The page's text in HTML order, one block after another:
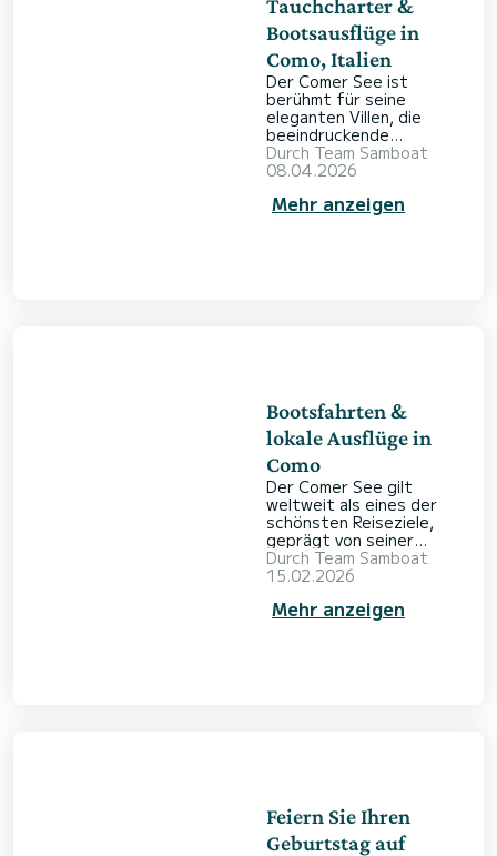
Tauchcharter &
Bootsausflüge in
Como, Italien
Der Comer See ist
berühmt für seine
eleganten Villen, die
beeindruckende
Bergkulisse und das
besondere Flair. Doch
Wasseroberfläche
Juwel. Ob Sie
geheimnisvolle
Süßwasserwracks oder
Durch Team Samboat
08.04.2026
Mehr anzeigen
Bootsfahrten &
lokale Ausflüge in
Como
Der Comer See gilt
weltweit als eines der
schönsten Reiseziele,
geprägt von seiner
dramatischen
Alpenkulisse und der
Während die charmanten
gleitet
Durch Team Samboat
15.02.2026
Mehr anzeigen
Feiern Sie Ihren
Geburtstag auf